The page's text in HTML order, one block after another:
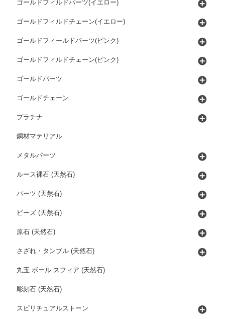
ゴールドフィルドパーツ(イエロー)
ゴールドフィルドチェーン(イエロー)
ゴールドフィールドパーツ(ピンク)
ゴールドフィルドチェーン(ピンク)
ゴールドパーツ
ゴールドチェーン
プラチナ
鋼材マテリアル
メタルパーツ
ルース裸石 (天然石)
パーツ (天然石)
ビーズ (天然石)
原石 (天然石)
さざれ・タンブル (天然石)
丸玉 ボール スフィア (天然石)
彫刻石 (天然石)
スピリチュアルストーン